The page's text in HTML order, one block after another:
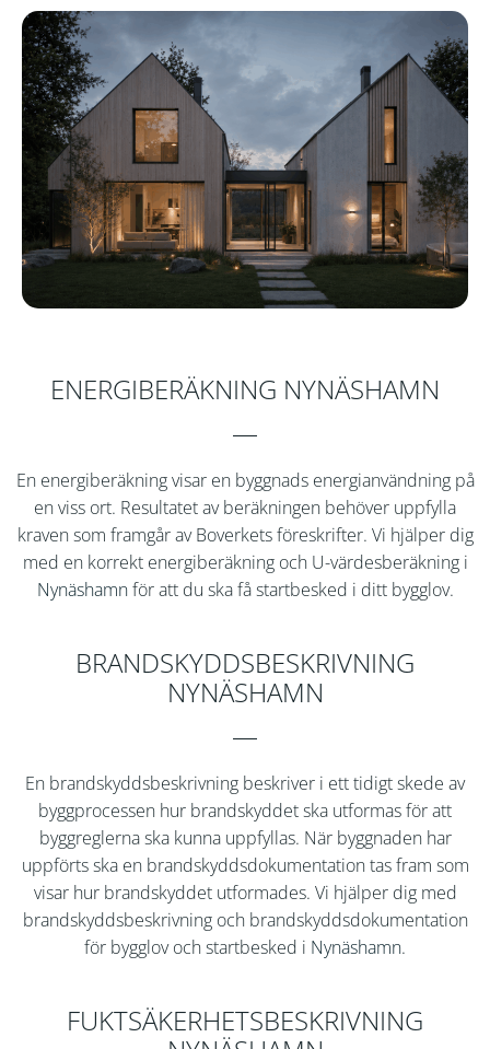
ENERGIBERÄKNING NYNÄSHAMN
En energiberäkning visar en byggnads energianvändning på
en viss ort. Resultatet av beräkningen behöver uppfylla
kraven som framgår av Boverkets föreskrifter. Vi hjälper dig
med en korrekt energiberäkning och U-värdesberäkning i
Nynäshamnför att du ska få startbesked i ditt bygglov.
BRANDSKYDDSBESKRIVNING
NYNÄSHAMN
En brandskyddsbeskrivning beskriver i ett tidigt skede av
byggprocessen hur brandskyddet ska utformas för att
byggreglerna ska kunna uppfyllas. När byggnaden har
uppförts ska en brandskyddsdokumentation tas fram som
visar hur brandskyddet utformades. Vi hjälper dig med
brandskyddsbeskrivning och brandskyddsdokumentation
för bygglov och startbesked i Nynäshamn.
FUKTSÄKERHETSBESKRIVNING